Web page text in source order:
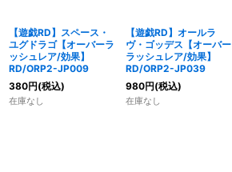
【遊戯RD】スペース・
ユグドラゴ【オーバーラ
ッシュレア/効果】
RD/ORP2-JP009
380円(税込)
在庫なし
【遊戯RD】オールラ
ヴ・ゴッデス【オーバー
ラッシュレア/効果】
RD/ORP2-JP039
980円(税込)
在庫なし